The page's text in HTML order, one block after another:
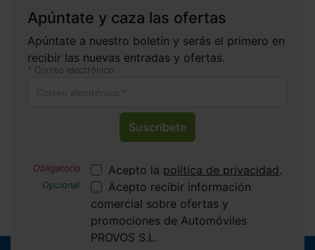
Apúntate y caza las ofertas
Apúntate a nuestro boletín y serás el primero en
recibir las nuevas entradas y ofertas.
Correo electrónico
Suscríbete
Acepto la política de privacidad.
Acepto recibir información
comercial sobre ofertas y
promociones de Automóviles
PROVOS S.L.